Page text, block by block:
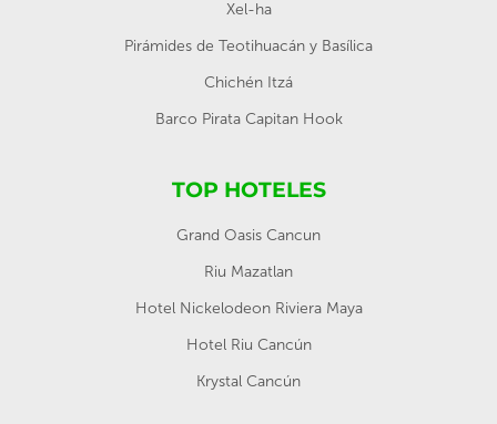
Xel-ha
Pirámides de Teotihuacán y Basílica
Chichén Itzá
Barco Pirata Capitan Hook
TOP HOTELES
Grand Oasis Cancun
Riu Mazatlan
Hotel Nickelodeon Riviera Maya
Hotel Riu Cancún
Krystal Cancún